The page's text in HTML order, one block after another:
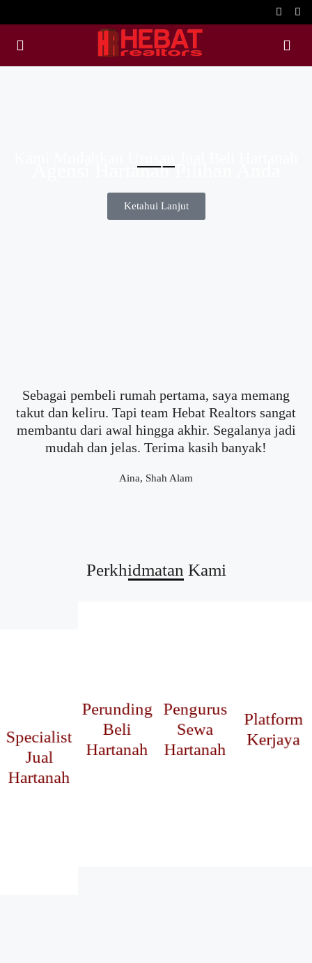
Agensi Hartanah Pilihan Anda
Ketahui Lanjut
Sebagai pembeli rumah pertama, saya memang
takut dan keliru. Tapi team Hebat Realtors sangat
membantu dari awal hingga akhir. Segalanya jadi
mudah dan jelas. Terima kasih banyak!
Aina, Shah Alam
Perkhidmatan Kami
Specialist
Jual
Hartanah
Klik Untuk
Info Lanjut
Perunding
Beli
Hartanah
Klik Untuk
Info Lanjut
Pengurus
Sewa
Hartanah
Klik Untuk
Info Lanjut
Platform
Kerjaya
Klik Untuk
Info Lanjut